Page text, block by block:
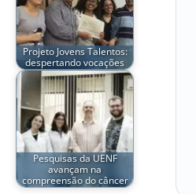
Projeto Jovens Talentos:
despertando vocações
Pesquisas da UENF
avançam na
compreensão do câncer